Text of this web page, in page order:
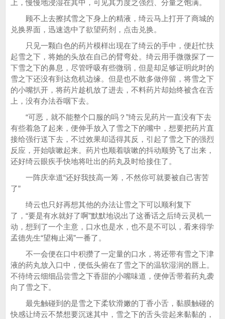
上，慢慢地浸湿在其中，可见其力度之强烈、分量之饱满。
顾不上去擦拭雪之下身上的精液，绮云马上打开了商城的
兑换界面，迅速选中了欲望药剂，点击兑换。
只见一颗白色的药片模样出现在了绮云的手中，便赶忙扶
起雪之下，将她的头放在自己的臂弯处。绮云用手微微探了一
下雪之下的鼻息，尽管呼吸有些微弱，但是却足够证明此时的
雪之下还没有到达危机边缘。但是也不敢多做停留，将雪之下
的小嘴扒开，将药片趁机放了进去，不料药片却始终被含在舌
上，没有办法吞咽下去。
“可恶，就不能整个口服的吗？”绮云见药片一直没有下去
有些着急了起来，便伸手放入了雪之下的嘴中，想要把药片直
接给强行送下去，不过效果却适得其反，引起了雪之下的强烈
反应，开始咳嗽起来。药片也顺着咳嗽的抖动顺势飞了出来，
还好绮云眼疾手快地将吐出的药丸及时给接住了。
一阵庆幸道“还好我技高一筹，不然你可就要被自己害苦
了”
绮云也只好再想其他的办法让雪之下可以顺利复下
了，“要是有水就好了啊”默默地说出了这番话之后绮云灵机一
动，想到了一个主意，口水也是水，也不是不可以，看来得学
孟德先生“望梅止渴”一番了。
不一会便在口中积攒了一定量的口水，将还带有雪之下津
液的药丸放入口中，便低头俯在了雪之下的温软湿润的唇上。
不待绮云细细品尝雪之下香甜的小嘴味道，便伸舌带着药丸袭
向了雪之下。
最先触碰到的是雪之下柔软滑嫩的丁香小舌，黏膜触碰的
快感让绮云不禁想要沉迷其中，雪之下的舌头尝起来黏黏的，